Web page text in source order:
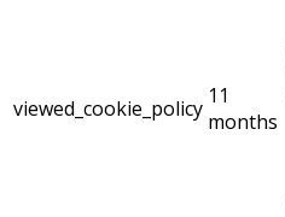
viewed_cookie_policy 11
months